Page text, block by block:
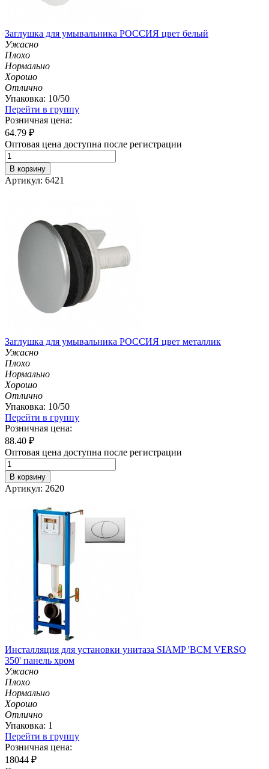
Заглушка для умывальника РОССИЯ цвет белый
Ужасно
Плохо
Нормально
Хорошо
Отлично
Упаковка: 10/50
Перейти в группу
Розничная цена:
64.79 ₽
Оптовая цена доступна после регистрации
В корзину
Артикул: 6421
Заглушка для умывальника РОССИЯ цвет металлик
Ужасно
Плохо
Нормально
Хорошо
Отлично
Упаковка: 10/50
Перейти в группу
Розничная цена:
88.40 ₽
Оптовая цена доступна после регистрации
В корзину
Артикул: 2620
Инсталляция для установки унитаза SIAMP 'ВСМ VERSO
350' панель хром
Ужасно
Плохо
Нормально
Хорошо
Отлично
Упаковка: 1
Перейти в группу
Розничная цена:
18044 ₽